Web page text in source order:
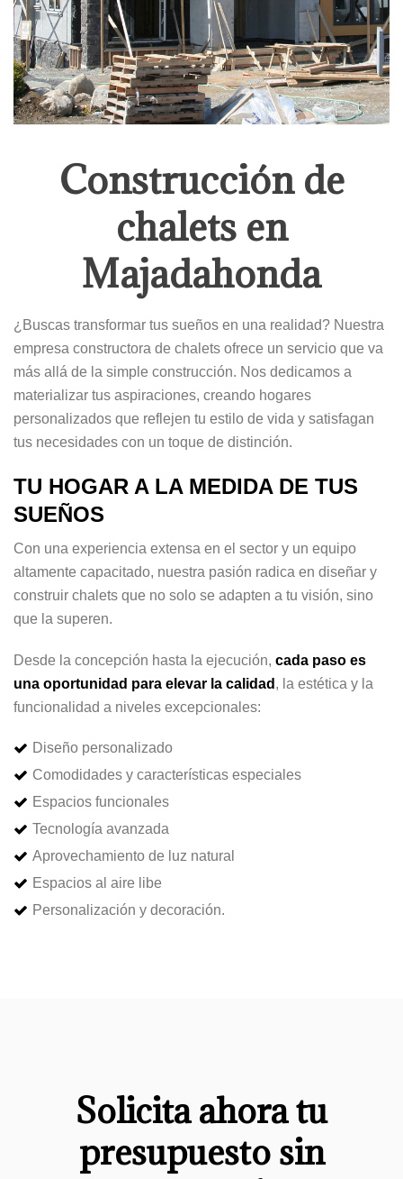
Construcción de
chalets en
Majadahonda
¿Buscas transformar tus sueños en una realidad? Nuestra
empresa constructora de chalets ofrece un servicio que va
más allá de la simple construcción. Nos dedicamos a
materializar tus aspiraciones, creando hogares
personalizados que reflejen tu estilo de vida y satisfagan
tus necesidades con un toque de distinción.
TU HOGAR A LA MEDIDA DE TUS
SUEÑOS
Con una experiencia extensa en el sector y un equipo
altamente capacitado, nuestra pasión radica en diseñar y
construir chalets que no solo se adapten a tu visión, sino
que la superen.
Desde la concepción hasta la ejecución, cada paso es
una oportunidad para elevar la calidad , la estética y la
funcionalidad a niveles excepcionales:
Diseño personalizado
Comodidades y características especiales
Espacios funcionales
Tecnología avanzada
Aprovechamiento de luz natural
Espacios al aire libe
Personalización y decoración.
Solicita ahora tu
presupuesto sin